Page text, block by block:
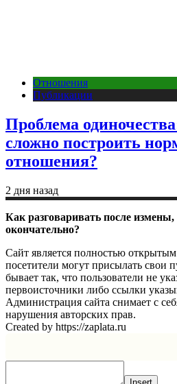
Отношения
Публикации
Проблема
сложно построить
отношения?
2 дня назад
Как разговаривать после
окончательно?
Сайт является полностью открытым
посетители могут присылать свои
бывает так, что пользователи не
первоисточники либо ссылки
Администрация сайта снимает с
нарушения авторских прав.
Created by https://zaplata.ru